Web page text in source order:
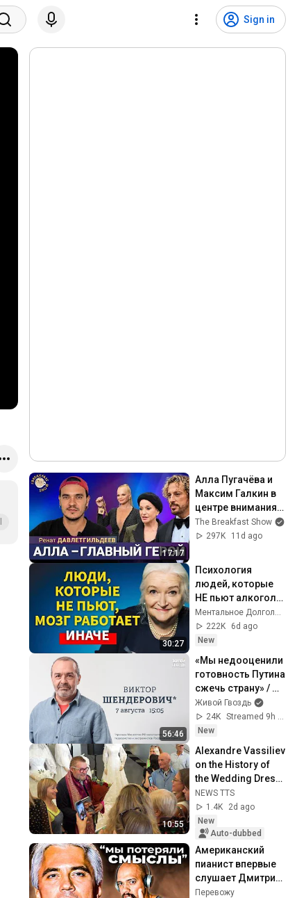
Sign in
17:17
Алла Пугачёва и
Максим Галкин в
центре внимания |
Ренат
Давлетгильдеев
The Breakfast Show
297K
11d ago
30:27
Психология
людей, которые
НЕ пьют алкоголь
(согласно
нейронауке) |
Татьяна
Ментальное Долголетие and 2 more
222K
6d ago
New
56:46
«Мы недооценили
готовность Путина
сжечь страну» /
Шендерович**:
Персонально Ваш
// @V.Shenderovich
Живой Гвоздь
24K
Streamed 9h ago
New
10:55
Alexandre Vassiliev
on the History of
the Wedding Dress
and the Future of
the Fashion History
Museum
NEWS TTS
1.4K
2d ago
New
Auto-dubbed
Американский
пианист впервые
слушает Дмитрия
Хворостовского |
Перевожу